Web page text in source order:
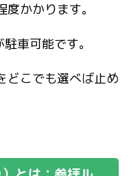
かかります。
車可能です。
どこでも選べば止め